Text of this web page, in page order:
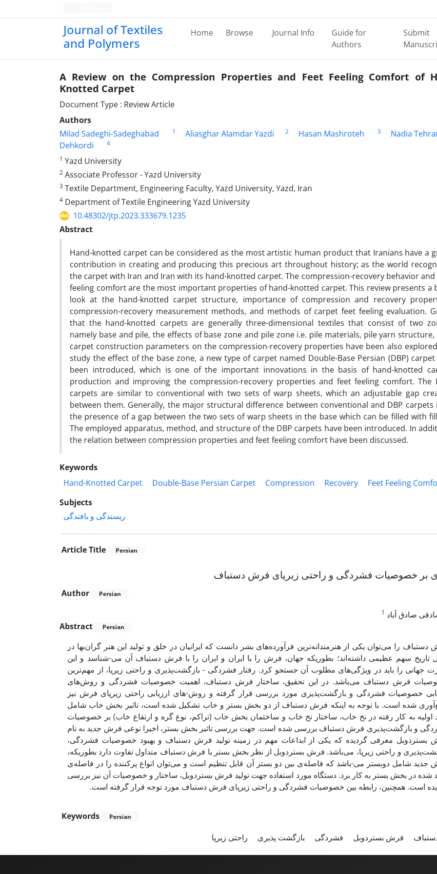
Journal of Textiles
and Polymers
Home Browse Journal Info
Guide for
Authors
Submit
A Review on the Compression Properties and Feet Feeling Comfort of
Knotted Carpet
Document Type : Review Article
Authors
Milad Sadeghi-Sadeghabad
1 Aliasghar Alamdar Yazdi 2 Hasan Mashroteh 3
Nadia
Dehkordi
4
1 Yazd University
2 Associate Professor - Yazd University
3 Textile Department, Engineering Faculty, Yazd University, Yazd, Iran
4 Department of Textile Engineering Yazd University
10.48302/jtp.2023.333679.1235
Abstract
Hand-knotted carpet can be considered as the most artistic human product that Iranians have a
contribution in creating and producing this precious art throughout history; as the world
the carpet with Iran and Iran with its hand-knotted carpet. The compression-recovery behavior and
feeling comfort are the most important properties of hand-knotted carpet. This review presents a
look at the hand-knotted carpet structure, importance of compression and recovery
compression-recovery measurement methods, and methods of carpet feet feeling evaluation.
that the hand-knotted carpets are generally three-dimensional textiles that consist of two
namely base and pile, the effects of base zone and pile zone i.e. pile materials, pile yarn structure,
carpet construction parameters on the compression-recovery properties have been also
study the effect of the base zone, a new type of carpet named Double-Base Persian (DBP) carpet
been introduced, which is one of the important innovations in the basis of hand-knotted
production and improving the compression-recovery properties and feet feeling comfort. The
carpets are similar to conventional with two sets of warp sheets, which an adjustable gap
between them. Generally, the major structural difference between conventional and DBP carpets
the presence of a gap between the two sets of warp sheets in the base which can be filled with
The employed apparatus, method, and structure of the DBP carpets have been introduced. In
the relation between compression properties and feet feeling comfort have been discussed.
Keywords
Hand-Knotted Carpet
Double-Base Persian Carpet Compression Recovery
Feet Feeling
Subjects
ریسندگی و بافندگی
Article Title Persian
بر خصوصیات فشردگی و راحتی زیرپای فرش دستباف
Author Persian
صادق آباد 1
Abstract Persian
دستباف را می‌توان یکی از هنرمندانه‌ترین فرآورده‌های بشر دانست که ایرانیان در خلق و تولید این هنر گران‌بها در
تاریخ سهم عظیمی داشته‌اند؛ بطوریکه جهان، فرش را با ایران و ایران را با فرش دستباف آن می-شناسد و این
جهانی را باید در ویژگی‌های مطلوب آن جستجو کرد. رفتار فشردگی - بازگشت‌پذیری و راحتی زیرپا، از مهم‌ترین
فرش دستباف می‌باشد. در این تحقیق، ساختار فرش دستباف، اهمیت خصوصیات فشردگی و روش‌های
خصوصیات فشردگی و بازگشت‌پذیری مورد بررسی قرار گرفته و روش-های ارزیابی راحتی زیرپای فرش نیز
شده است. با توجه به اینکه فرش دستباف از دو بخش بستر و خاب تشکیل شده است، تاثیر بخش خاب شامل
اولیه به کار رفته در نخ خاب، ساختار نخ خاب و ساختمان بخش خاب (تراکم، نوع گره و ارتفاع خاب) بر خصوصیات
و بازگشت‌پذیری فرش دستباف بررسی شده است. جهت بررسی تاثیر بخش بستر، اخیرا نوعی فرش جدید به نام
بستردوبل معرفی گردیده که یکی از ابداعات مهم در زمینه تولید فرش دستباف و بهبود خصوصیات فشردگی،
و راحتی زیرپا، می‌باشد. فرش بستردوبل از نظر بخش بستر با فرش دستباف متداول تفاوت دارد بطوریکه،
جدید شامل دوبستر می-باشد که فاصله‌ی بین دو بستر آن قابل تنظیم است و می‌توان انواع پرکننده را در فاصله‌ی
شده در بخش بستر به کار برد. دستگاه مورد استفاده جهت تولید فرش بستردوبل، ساختار و خصوصیات آن نیز بررسی
است. همچنین، رابطه بین خصوصیات فشردگی و راحتی زیرپای فرش دستباف مورد توجه قرار گرفته است.
Keywords Persian
فرش بستردوبل فشردگی بازگشت پذیری راحتی زیرپا